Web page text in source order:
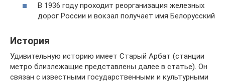
В 1936 году проходит реорганизация железных
дорог России и вокзал получает имя Белорусский
История
Удивительную историю имеет Старый Арбат (станции
метро близлежащие представлены далее в статье). Он
связан с известными государственными и культурными